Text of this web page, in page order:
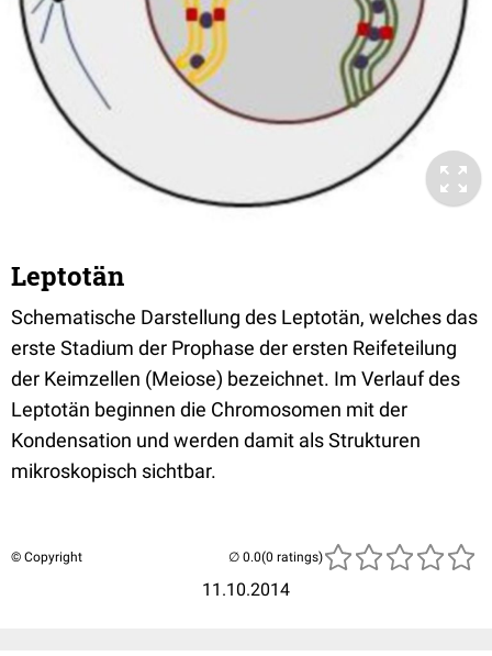
Leptotän
Schematische Darstellung des Leptotän, welches das
erste Stadium der Prophase der ersten Reifeteilung
der Keimzellen (Meiose) bezeichnet. Im Verlauf des
Leptotän beginnen die Chromosomen mit der
Kondensation und werden damit als Strukturen
mikroskopisch sichtbar.
© Copyright
11.10.2014
(0 ratings)